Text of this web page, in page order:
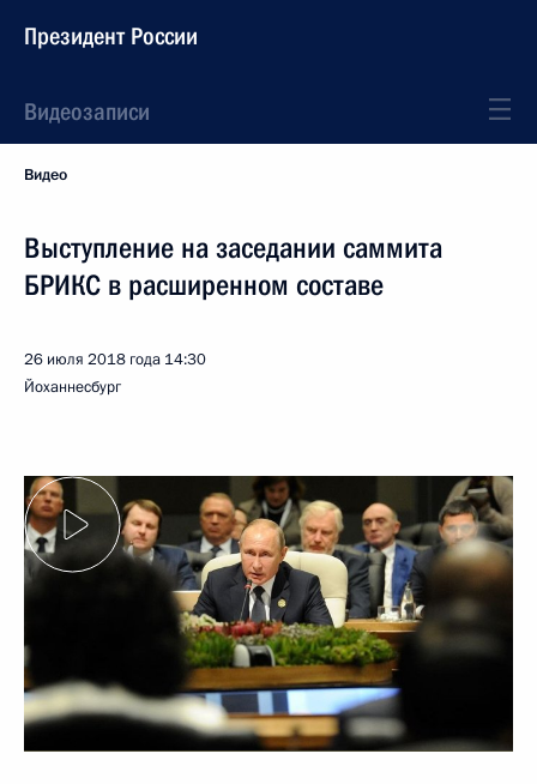
Президент России
Видеозаписи
Видео
Выступление на заседании саммита
БРИКС в расширенном составе
26 июля 2018 года 14:30
Йоханнесбург